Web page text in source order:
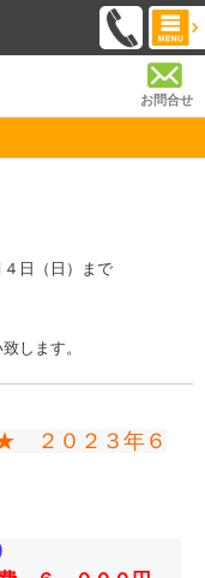
お問合せ
日（日）まで
します。
２０２３年６